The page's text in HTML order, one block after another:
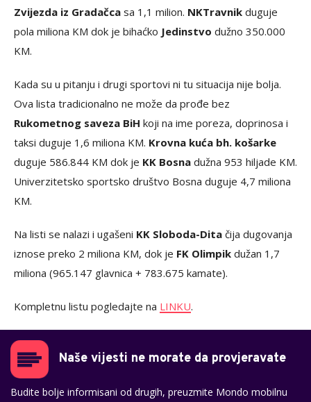
Zvijezda iz Gradačca sa 1,1 milion. NKTravnik duguje
pola miliona KM dok je bihaćko Jedinstvo dužno 350.000
KM.
Kada su u pitanju i drugi sportovi ni tu situacija nije bolja.
Ova lista tradicionalno ne može da prođe bez
Rukometnog saveza BiH koji na ime poreza, doprinosa i
taksi duguje 1,6 miliona KM. Krovna kuća bh. košarke
duguje 586.844 KM dok je KK Bosna dužna 953 hiljade KM.
Univerzitetsko sportsko društvo Bosna duguje 4,7 miliona
KM.
Na listi se nalazi i ugašeni KK Sloboda-Dita čija dugovanja
iznose preko 2 miliona KM, dok je FK Olimpik dužan 1,7
miliona (965.147 glavnica + 783.675 kamate).
Kompletnu listu pogledajte na LINKU.
Naše vijesti ne morate da provjeravate
Budite bolje informisani od drugih, preuzmite Mondo mobilnu